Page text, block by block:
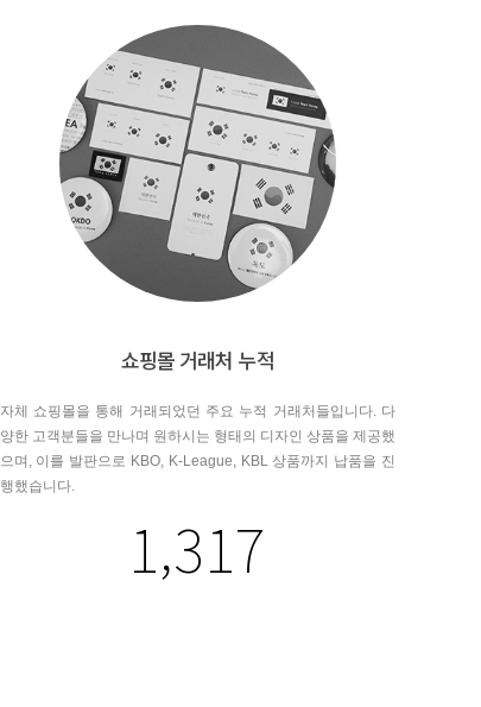
쇼핑몰 거래처 누적
자체 쇼핑몰을 통해 거래되었던 주요 누적 거래처들입니다. 다
양한 고객분들을 만나며 원하시는 형태의 디자인 상품을 제공했
으며, 이를 발판으로 KBO, K-League, KBL 상품까지 납품을 진
행했습니다.
1,317